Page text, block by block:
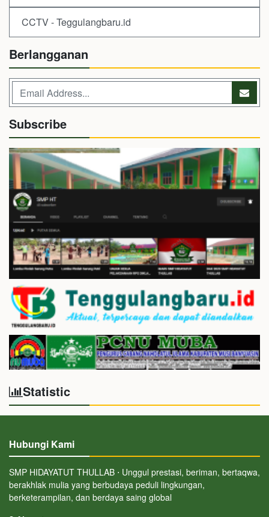
CCTV - Teggulangbaru.id
Berlangganan
Subscribe
Statistic
Hubungi Kami
SMP HIDAYATUT THULLAB ⋅ Unggul prestasi, beriman, bertaqwa,
berakhlak mulia yang berbudaya peduli lingkungan,
berketerampilan, dan berdaya saing global